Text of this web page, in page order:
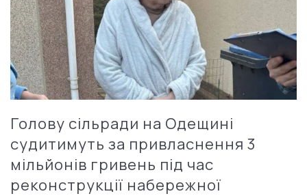
Голову сільради на Одещині
судитимуть за привласнення 3
мільйонів гривень під час
реконструкції набережної